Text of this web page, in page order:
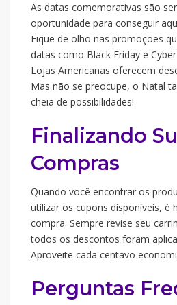
As datas comemorativas são
oportunidade para conseguir
Fique de olho nas promoções
datas como Black Friday e
Lojas Americanas oferecem
Mas não se preocupe, o Natal
cheia de possibilidades!
Finalizando
Compras
Quando você encontrar os
utilizar os cupons disponíveis, é
compra. Sempre revise seu
todos os descontos foram
Aproveite cada centavo
Perguntas